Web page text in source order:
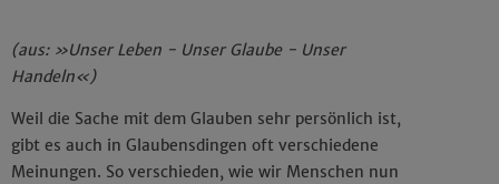
(aus: »Unser Leben - Unser Glaube - Unser
Handeln«)
Weil die Sache mit dem Glauben sehr persönlich ist,
gibt es auch in Glaubensdingen oft verschiedene
Meinungen. So verschieden, wie wir Menschen nun